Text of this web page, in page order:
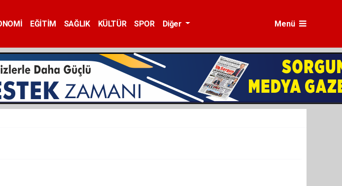
EĞİTİM SAĞLIK KÜLTÜR SPOR Diğer Menü